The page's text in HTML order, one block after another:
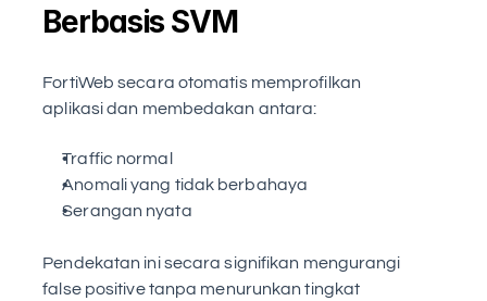
Berbasis SVM
FortiWeb secara otomatis memprofilkan
aplikasi dan membedakan antara:
Traffic normal
Anomali yang tidak berbahaya
Serangan nyata
Pendekatan ini secara signifikan mengurangi
false positive tanpa menurunkan tingkat